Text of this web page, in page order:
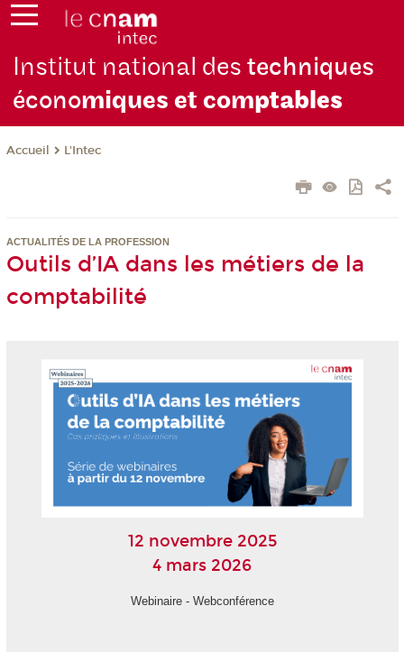
Institut national destechniques
économiques et comptables
Accueil L'Intec
ACTUALITÉS DE LA PROFESSION
Outils d’IA dans les métiers de la
comptabilité
12 novembre 2025
4 mars 2026
Webinaire - Webconférence